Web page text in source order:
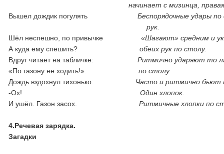
начинает с мизинца,
Вышел дождик погулятьБеспорядочные удары
рук.
Шёл неспешно, по привычке«Шагают» средним и
А куда ему спешить?обеих рук по столу.
Вдруг читает на табличке:Ритмично ударяют то
«По газону не ходить!».по столу.
Дождь вздохнул тихонько: Часто и ритмично бьют
-Ох!Один хлопок.
И ушёл. Газон засох.Ритмичные хлопки по
4.Речевая зарядка.
Загадки